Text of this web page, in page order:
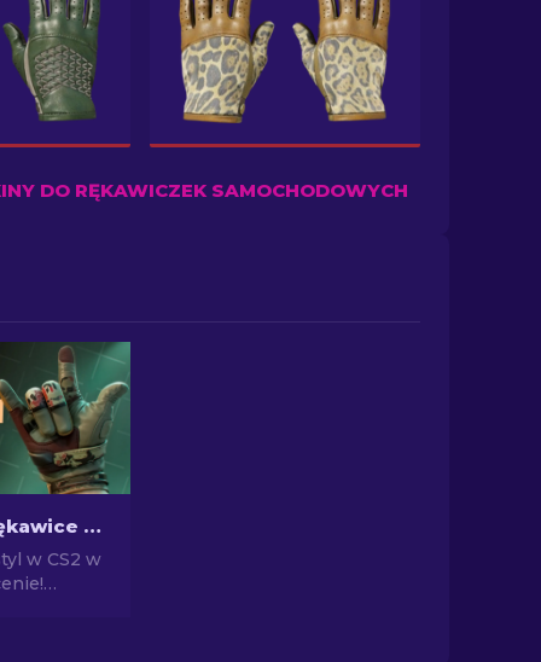
DO RĘKAWICZEK SAMOCHODOWYCH
Najtańsze rękawice w CS2: Pełna lista [2026]
w CS2 w